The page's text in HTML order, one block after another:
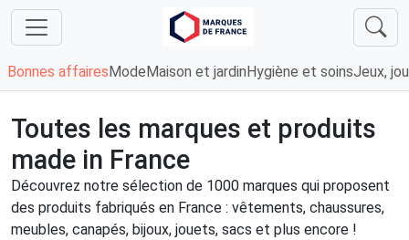
Bonnes affaires Mode Maison et jardin Hygiène et soinsJeux,
Toutes les marques et produits
made in France
Découvrez notre sélection de 1000 marques qui proposent
des produits fabriqués en France : vêtements, chaussures,
meubles, canapés, bijoux, jouets, sacs et plus encore !